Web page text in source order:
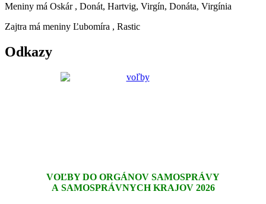
Meniny má Oskár , Donát, Hartvig, Virgín, Donáta, Virgínia
Zajtra má meniny Ľubomíra , Rastic
Odkazy
VOĽBY DO ORGÁNOV SAMOSPRÁVY
A SAMOSPRÁVNYCH KRAJOV 2026